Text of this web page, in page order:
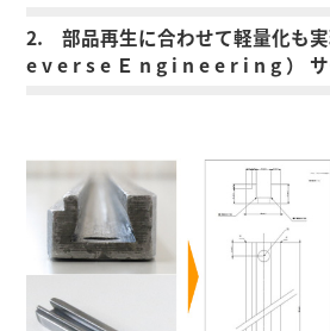
2. 部品再生に合わせて軽量化も実
e v e r s e Ｅ n g i n e e r i n g ） サ